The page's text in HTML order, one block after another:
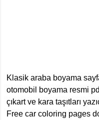
Klasik araba boyama
otomobil boyama resmi
çıkart ve kara taşıtları
Free car coloring pages